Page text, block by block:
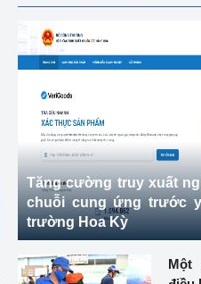
Tăng cường truy xuất
chuỗi cung ứng trước
trường Hoa Kỳ
Một